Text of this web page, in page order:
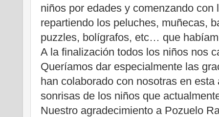
niños por edades y comenzando
repartiendo los peluches, muñecas,
puzzles, bolígrafos, etc… que
A la finalización todos los niños nos
Queríamos dar especialmente las
han colaborado con nosotras en
sonrisas de los niños que
Nuestro agradecimiento a Pozuelo